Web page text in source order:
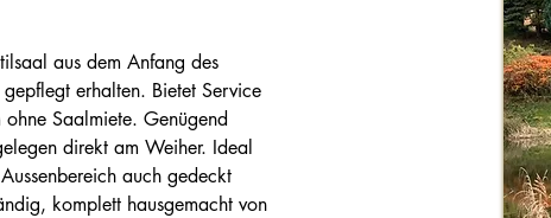
aus dem Anfang des
erhalten. Bietet Service
ohne Saalmiete. Genügend
direkt am Weiher. Ideal
auch gedeckt
komplett hausgemacht von